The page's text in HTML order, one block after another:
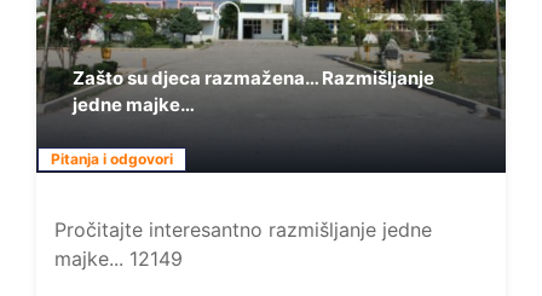
Zašto su djeca razmažena… Razmišljanje
jedne majke…
Pitanja i odgovori
Pročitajte interesantno razmišljanje jedne
majke... 12149